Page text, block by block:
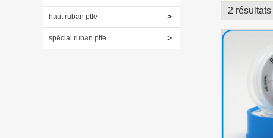
ptfehaut ruban ptfe
spécial ruban ptfe
2 résultats